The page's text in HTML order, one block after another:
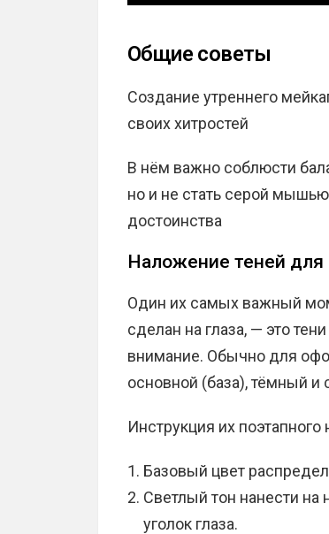
Общие советы
Создание утреннего
своих хитростей
В нём важно соблюсти
но и не стать серой
достоинства
Наложение теней для
Один их самых важный
сделан на глаза, — это
внимание. Обычно для
основной (база), тёмный и
Инструкция их поэтапного
Базовый цвет
Светлый тон нанести на
уголок глаза.